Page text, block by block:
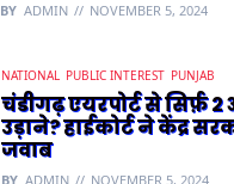
BY ADMIN NOVEMBER 5, 2024
NATIONAL PUBLIC INTEREST PUNJAB
चंडीगढ़ एयरपोर्ट से सिर्फ़ 2
उड़ाने? हाईकोर्ट ने केंद्र
जवाब
BY ADMIN NOVEMBER 5, 2024